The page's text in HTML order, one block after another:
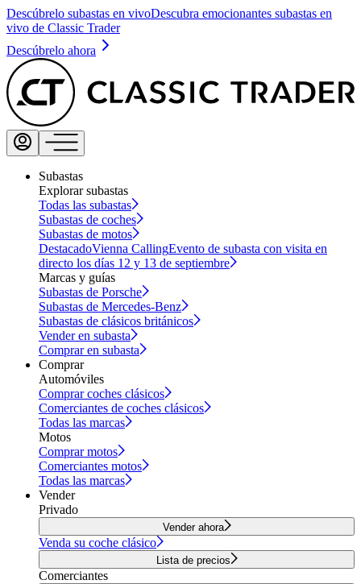
Descúbrelo subastas en vivoDescubra emocionantes subastas en
vivo de Classic Trader
Descúbrelo ahora
Subastas
Explorar subastas
Todas las subastas
Subastas de coches
Subastas de motos
DestacadoVienna CallingEvento de subasta con visita en
directo los días 12 y 13 de septiembre
Marcas y guías
Subastas de Porsche
Subastas de Mercedes-Benz
Subastas de clásicos británicos
Vender en subasta
Comprar en subasta
Comprar
Automóviles
Comprar coches clásicos
Comerciantes de coches clásicos
Todas las marcas
Motos
Comprar motos
Comerciantes motos
Todas las marcas
Vender
Privado
Vender ahora
Venda su coche clásico
Lista de precios
Comerciantes